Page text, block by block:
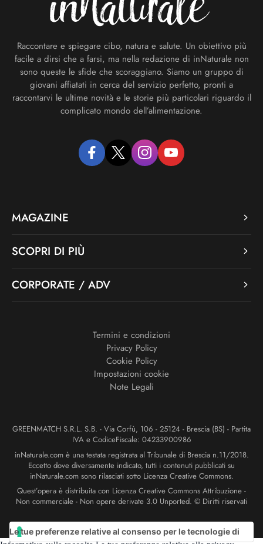
Raccontare e spiegare cibo, natura e salute. Un obiettivo più
facile a dirsi che a farsi, ma nella redazione di inNaturale non
sono queste le sfide che scoraggiano. Siamo un gruppo di
giovani affiatati in cerca del servizio perfetto, pronti a
raccontarvi le ultime novità e le storie più particolari riguardo il
complicato mondo dell’alimentazione.
facebooktwitter instagramyoutube
MAGAZINE
SCOPRI DI PIÙ
CORPORATE / ADV
Termini e condizioni
Privacy Policy
Cookie Policy
Impostazioni cookie
Note Legali
GREENMATCH S.R.L. S.B. - Via Corfù, 106 - 25124 - Brescia (BS) - Partita
IVA e CodiceFiscale: 04233900986
inNaturale.com è una testata registrata al Tribunale di Brescia n.11/2018.
Eccetto dove diversamente indicato, tutti i contenuti pubblicati su
inNaturale.com sono rilasciati sotto Licenza Creative Commons.
Quest’opera è distribuita con Licenza Creative Commons Attribuzione -
Non commerciale - Non opere derivate 3.0 Unported. © Diritti riservati
Le tue preferenze relative al consenso per le tecnologie di